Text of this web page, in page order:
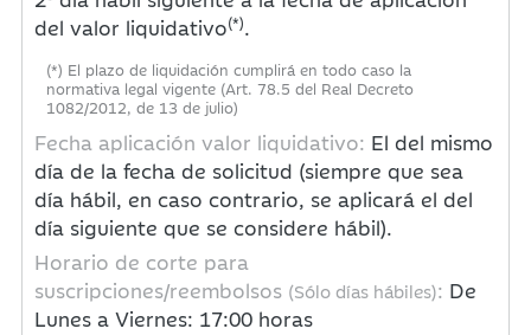
del valor liquidativo(*).
(*) El plazo de liquidación cumplirá en todo caso la
normativa legal vigente (Art. 78.5 del Real Decreto
1082/2012, de 13 de julio)
Fecha aplicación valor liquidativo: El del mismo
día de la fecha de solicitud (siempre que sea
día hábil, en caso contrario, se aplicará el del
día siguiente que se considere hábil).
Horario de corte para
suscripciones/reembolsos (Sólo días hábiles): De
Lunes a Viernes: 17:00 horas